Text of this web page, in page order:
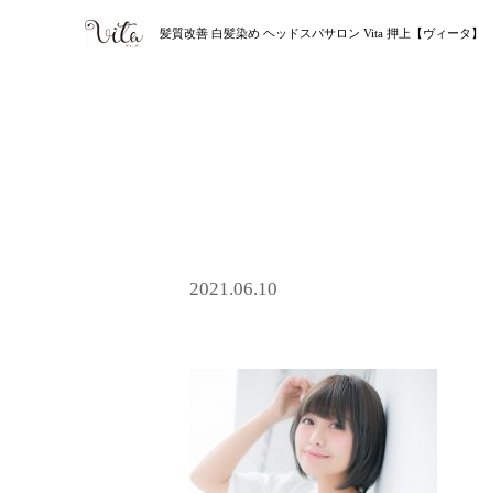
髪質改善 白髪染め ヘッドスパサロン Vita 押上【ヴィータ】
2021.06.10